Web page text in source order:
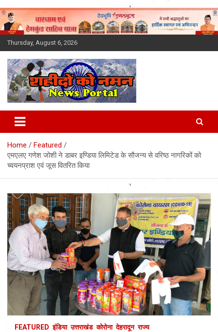
Skip
to
content
Thursday, August 6, 2026
Latest News Today, Breaking
News, Uttarakhand News in
Hindi
Home
Featured
एमएलए गणेश जोशी ने डाबर इण्डिया लिमिटेड के सौजन्य से वरिष्ठ नागरिकों को
च्वयनप्राश एवं जूस वितरित किया
FEATURED इंडिया उत्तराखंड कोरोना देहरादून राज्य